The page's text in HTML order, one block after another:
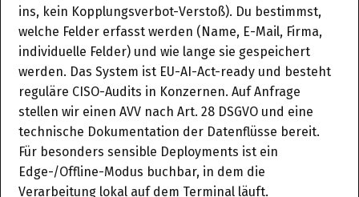
ins, kein Kopplungsverbot-Verstoß). Du bestimmst,
welche Felder erfasst werden (Name, E-Mail, Firma,
individuelle Felder) und wie lange sie gespeichert
werden. Das System ist EU-AI-Act-ready und besteht
reguläre CISO-Audits in Konzernen. Auf Anfrage
stellen wir einen AVV nach Art. 28 DSGVO und eine
technische Dokumentation der Datenflüsse bereit.
Für besonders sensible Deployments ist ein
Edge-/Offline-Modus buchbar, in dem die
Verarbeitung lokal auf dem Terminal läuft.